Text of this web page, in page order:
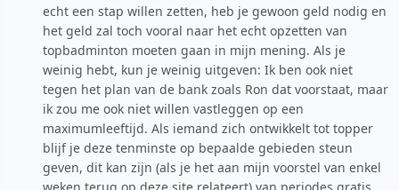
echt een stap willen zetten, heb je gewoon geld nodig en
het geld zal toch vooral naar het echt opzetten van
topbadminton moeten gaan in mijn mening. Als je
weinig hebt, kun je weinig uitgeven: Ik ben ook niet
tegen het plan van de bank zoals Ron dat voorstaat, maar
ik zou me ook niet willen vastleggen op een
maximumleeftijd. Als iemand zich ontwikkelt tot topper
blijf je deze tenminste op bepaalde gebieden steun
geven, dit kan zijn (als je het aan mijn voorstel van enkel
weken terug op deze site relateert) van periodes gratis